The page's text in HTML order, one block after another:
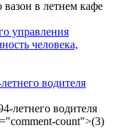
управления
человека,
водителя